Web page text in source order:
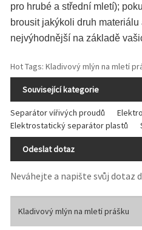
pro hrubé a střední mletí);
brousit jakýkoli druh
nejvýhodnější na základě
Hot Tags: Kladivový mlýn na mletí
Související kategorie
Separátor vířivých proudů
Elektrostatický separátor plastů
Odeslat dotaz
Neváhejte a napište svůj dotaz